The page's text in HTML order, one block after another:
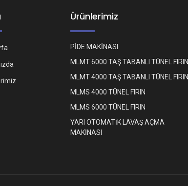
Ürünlerimiz
PİDE MAKİNASI
MLMT 6000 TAŞ TABANLI TÜNEL FIRIN
MLMT 4000 TAŞ TABANLI TÜNEL FIRIN
MLMS 4000 TÜNEL FIRIN
MLMS 6000 TÜNEL FIRIN
YARI OTOMATİK LAVAŞ AÇMA
MAKİNASI